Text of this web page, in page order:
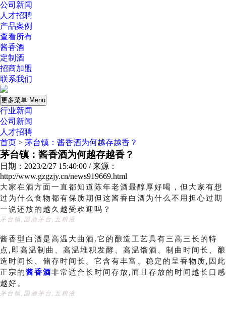
公司新闻
人才招聘
产品案例
查看所有
酱香酒
定制酒
招商加盟
联系我们
更多菜单 Menu
行业新闻
公司新闻
人才招聘
首页 > 茅台镇：酱香酒为何越存越香？
茅台镇：酱香酒为何越存越香？
日期：2023/2/27 15:40:00 / 来源：
http://www.gzgzjy.cn/news919669.html
大家在酒方面一直都知道陈年老酒最醇厚好喝，但大家有想
过为什么食物都有保质期但这酱香白酒为什么不用担心过期
一说还放的越久越受欢迎吗？
茅台镇,国酒茅台,五粮液
酱香型白酒是高温大曲酒,它的酿造工艺具有三高三长的特
点,即高温制曲、高温堆积发酵、高温馏酒、制曲时间长、酿
造时间长、储存时间长。它含有丰富、稳定的呈香物质,因此
正宗的酱香酒非常适合长时间存放,而且存放的时间越长口感
越好。
茅台镇,国酒茅台,五粮液